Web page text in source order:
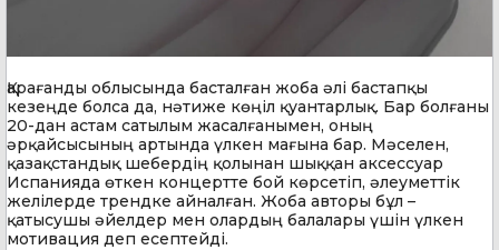
Қарағанды облысында басталған жоба әлі бастапқы
кезеңде болса да, нәтиже көңіл қуантарлық. Бар болғаны
20-дан астам сатылым жасалғанымен, оның
әрқайсысының артында үлкен мағына бар. Мәселен,
қазақстандық шебердің қолынан шыққан аксессуар
Испанияда өткен концертте бой көрсетіп, әлеуметтік
желілерде трендке айналған. Жоба авторы бұл –
қатысушы әйелдер мен олардың балалары үшін үлкен
мотивация деп есептейді.